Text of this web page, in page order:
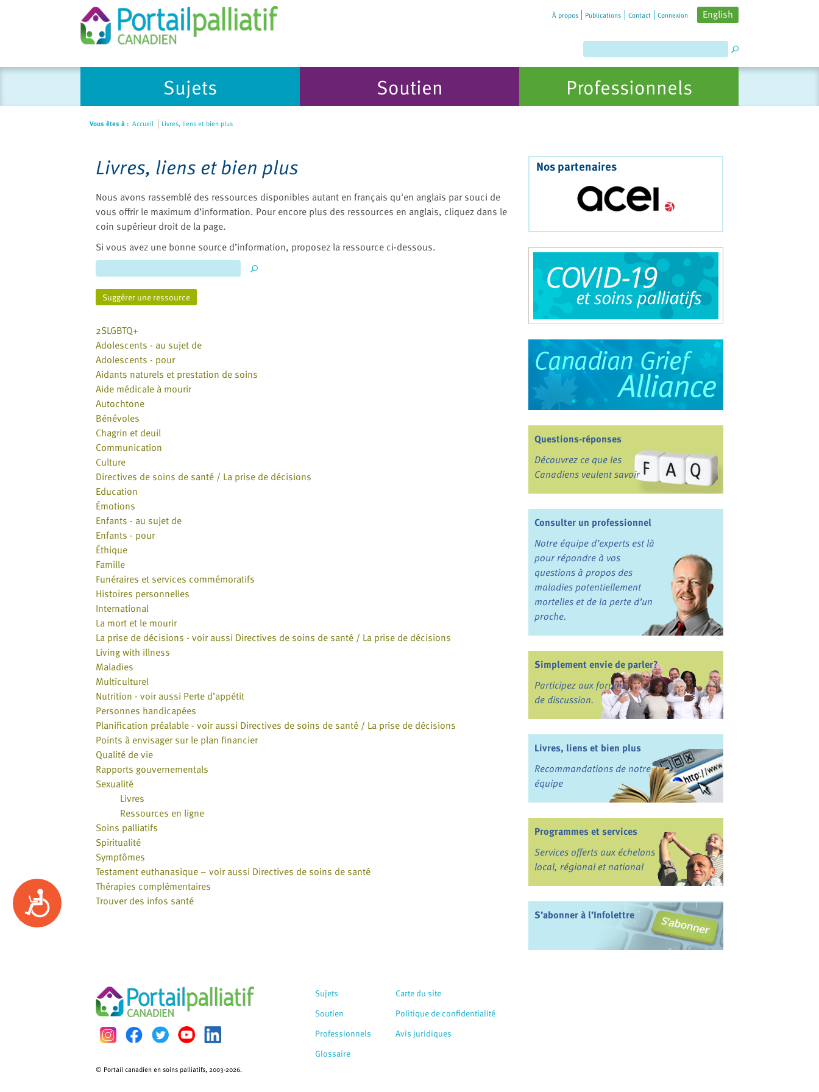
Accessibility
Please
À propos Publications Contact Connexion English
Sujets Soutien Professionnels
Vous êtes à : Accueil Livres, liens et bien plus
Livres, liens et bien plus
Nous avons rassemblé des ressources disponibles autant en français qu'en anglais par souci de
vous offrir le maximum d’information. Pour encore plus des ressources en anglais, cliquez dans le
coin supérieur droit de la page.
Si vous avez une bonne source d’information, proposez la ressource ci-dessous.
Suggérer une ressource
2SLGBTQ+
Adolescents - au sujet de
Adolescents - pour
Aidants naturels et prestation de soins
Aide médicale à mourir
Autochtone
Bénévoles
Chagrin et deuil
Communication
Culture
Directives de soins de santé / La prise de décisions
Education
Émotions
Enfants - au sujet de
Enfants - pour
Éthique
Famille
Funéraires et services commémoratifs
Histoires personnelles
International
La mort et le mourir
La prise de décisions - voir aussi Directives de soins de santé / La prise de décisions
Living with illness
Maladies
Multiculturel
Nutrition - voir aussi Perte d’appétit
Personnes handicapées
Planification préalable - voir aussi Directives de soins de santé / La prise de décisions
Points à envisager sur le plan financier
Qualité de vie
Rapports gouvernementals
Sexualité
Livres
Ressources en ligne
Soins palliatifs
Spiritualité
Symptômes
Testament euthanasique – voir aussi Directives de soins de santé
Thérapies complémentaires
Trouver des infos santé
Nos partenaires
Questions-réponses
Découvrez ce que les
Canadiens veulent savoir
Consulter un professionnel
Notre équipe d’experts est là
pour répondre à vos
questions à propos des
maladies potentiellement
mortelles et de la perte d’un
proche.
Simplement envie de parler?
Participez aux forums
de discussion.
Livres, liens et bien plus
Recommandations de notre
équipe
Programmes et services
Services offerts aux échelons
local, régional et national
S’abonner à l’Infolettre
Sujets
Soutien
Professionnels
Glossaire
© Portail canadien en soins palliatifs, 2003-2026.
Carte du site
Politique de confidentialité
Avis juridiques